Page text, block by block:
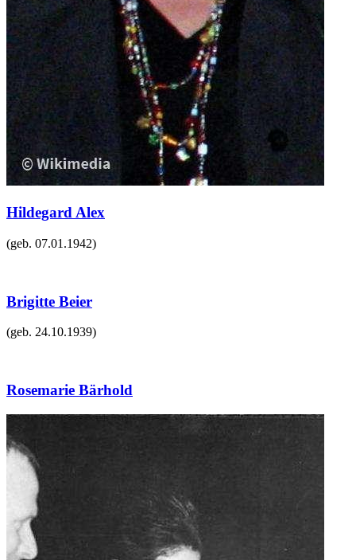
Hildegard Alex
(geb. 07.01.1942)
Brigitte Beier
(geb. 24.10.1939)
Rosemarie Bärhold